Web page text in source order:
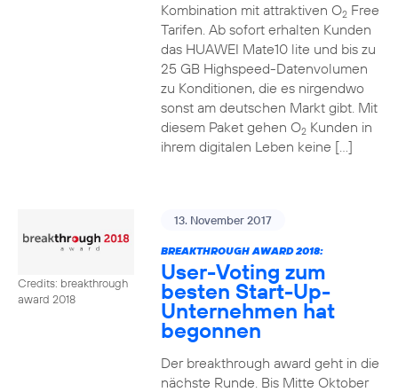
Kombination mit attraktiven O2Free
Tarifen. Ab sofort erhalten Kunden
das HUAWEI Mate10 lite und bis zu
25 GB Highspeed-Datenvolumen
zu Konditionen, die es nirgendwo
sonst am deutschen Markt gibt. Mit
diesem Paket gehen O2Kunden in
ihrem digitalen Leben keine […]
Credits: breakthrough
award 2018
13. November 2017
BREAKTHROUGH AWARD 2018:
User-Voting zum
besten Start-Up-
Unternehmen hat
begonnen
Der breakthrough award geht in die
nächste Runde. Bis Mitte Oktober